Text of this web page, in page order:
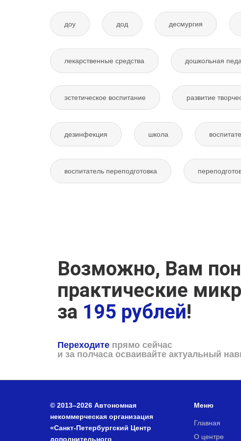
доу дод десмургия
лекарственные средства дошкольная
эстетическое воспитание развитие
дезинфекция школа
воспитатель переподготовка
Возможно, Вам
практические
за 195 рублей!
Переходите прямо сейчас
и за полчаса осваивайте актуальный
© 2013–2026 Автономная
некоммерческая организация
«Санкт-Петербургский Центр
дополнительного
Меню
Главная
О центре